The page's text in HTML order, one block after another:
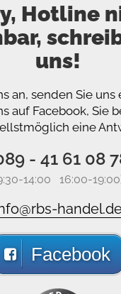
Hotline
uns!
an, senden Sie uns
auf Facebook, Sie
eine
- 41 61 08
14:00 16:00-
Facebook